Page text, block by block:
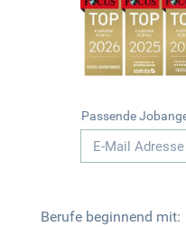
Passende
Berufe beginnend mit: